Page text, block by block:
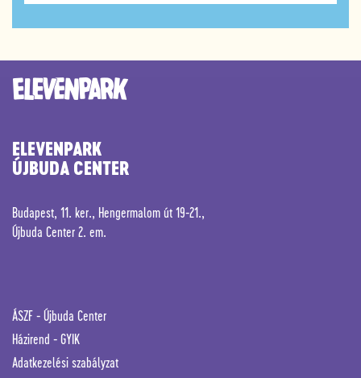
ELEVENPARK
ÚJBUDA CENTER
Budapest, 11. ker., Hengermalom út 19-21.,
Újbuda Center 2. em.
ÁSZF - Újbuda Center
Házirend - GYIK
Adatkezelési szabályzat